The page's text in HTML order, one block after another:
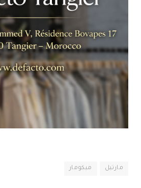
مارتيل ميكومار